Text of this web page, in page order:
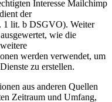
Interesse Mailchimp
der
1 lit. b DSGVO). Weiter
wie die
werden verwendet, um
zu erstellen.
aus anderen Quellen
Zeitraum und Umfang,